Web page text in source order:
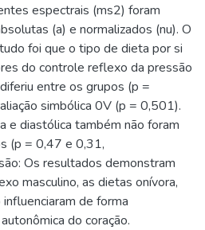
espectrais (ms2) foram
(a) e normalizados (nu). O
foi que o tipo de dieta por si
do controle reflexo da pressão
entre os grupos (p =
simbólica 0V (p = 0,501).
e diastólica também não foram
(p = 0,47 e 0,31,
Os resultados demonstram
masculino, as dietas onívora,
de forma
do coração.